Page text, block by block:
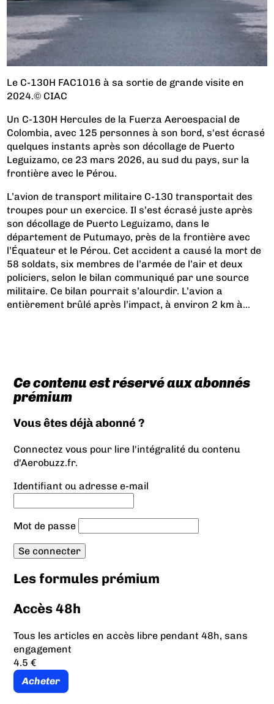
Le C-130H FAC1016 à sa sortie de grande visite en
2024.© CIAC
Un C-130H Hercules de la Fuerza Aeroespacial de
Colombia, avec 125 personnes à son bord, s'est écrasé
quelques instants après son décollage de Puerto
Leguizamo, ce 23 mars 2026, au sud du pays, sur la
frontière avec le Pérou.
L’avion de transport militaire C-130 transportait des
troupes pour un exercice. Il s’est écrasé juste après
son décollage de Puerto Leguizamo, dans le
département de Putumayo, près de la frontière avec
l’Équateur et le Pérou. Cet accident a causé la mort de
58 soldats, six membres de l’armée de l’air et deux
policiers, selon le bilan communiqué par une source
militaire. Ce bilan pourrait s’alourdir. L’avion a
entièrement brûlé après l’impact, à environ 2 km à...
Ce contenu est réservé aux abonnés
prémium
Vous êtes déjà abonné ?
Connectez vous pour lire l'intégralité du contenu
d'Aerobuzz.fr.
Identifiant ou adresse e-mail
Mot de passe
Les formules prémium
Accès 48h
Tous les articles en accès libre pendant 48h, sans
engagement
4.5 €
Acheter